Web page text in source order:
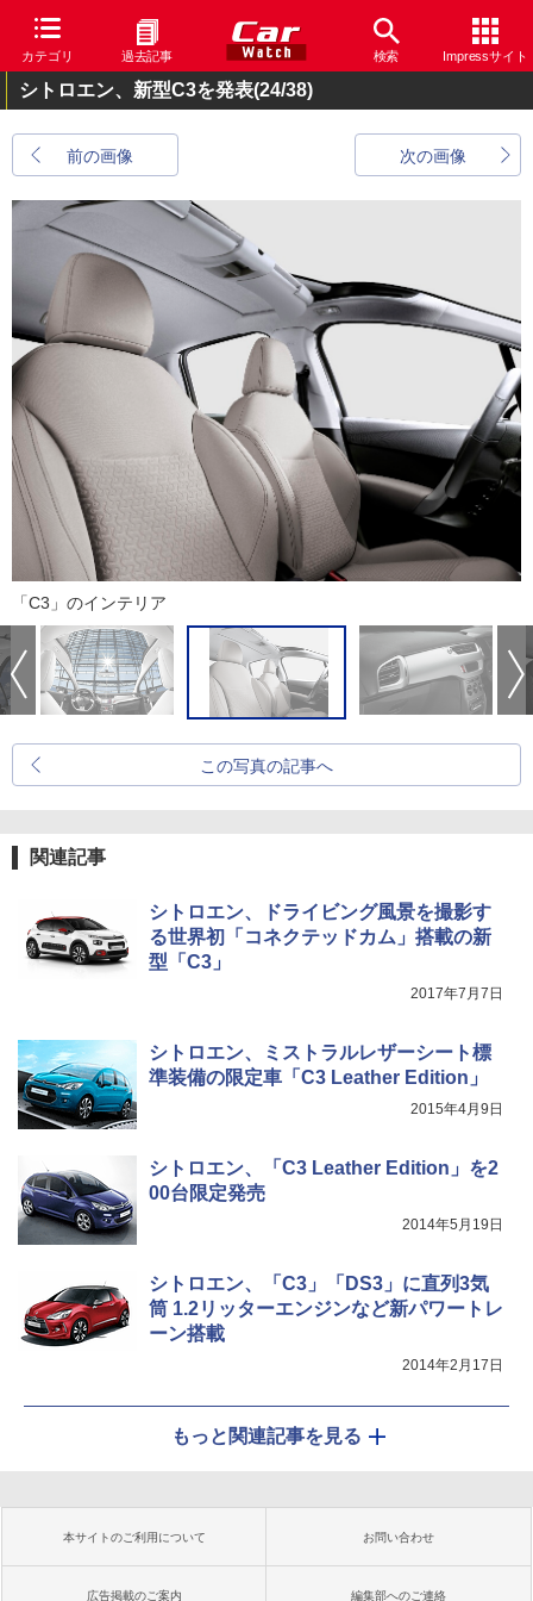
カテゴリ 過去記事 検索 Impressサイト
シトロエン、新型C3を発表(24/38)
前の画像 次の画像
「C3」のインテリア
この写真の記事へ
関連記事
シトロエン、ドライビング風景を撮影す
る世界初「コネクテッドカム」搭載の新
型「C3」
2017年7月7日
シトロエン、ミストラルレザーシート標
準装備の限定車「C3 Leather Edition」
2015年4月9日
シトロエン、「C3 Leather Edition」を2
00台限定発売
2014年5月19日
シトロエン、「C3」「DS3」に直列3気
筒 1.2リッターエンジンなど新パワートレ
ーン搭載
2014年2月17日
もっと関連記事を見る
本サイトのご利用について お問い合わせ
広告掲載のご案内 編集部へのご連絡